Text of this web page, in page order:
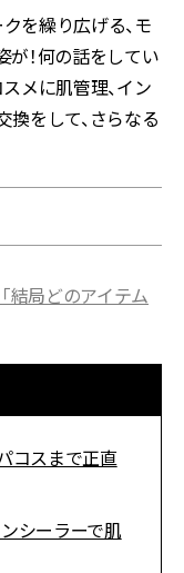
を繰り広げる、モ
が！何の話をしてい
メに肌管理、イン
換をして、さらなる
結局どのアイテム
コスまで正直
シーラーで肌